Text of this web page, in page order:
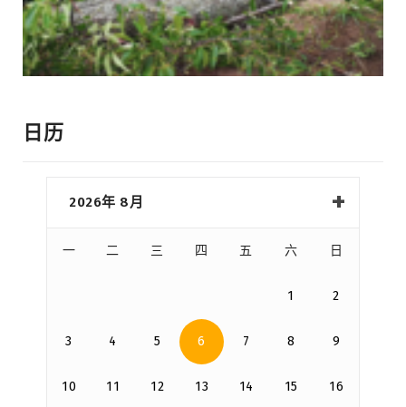
日历
2026年 8月
一 二 三 四 五 六 日
1 2
3 4 5 6 7 8 9
10 11 12 13 14 15 16